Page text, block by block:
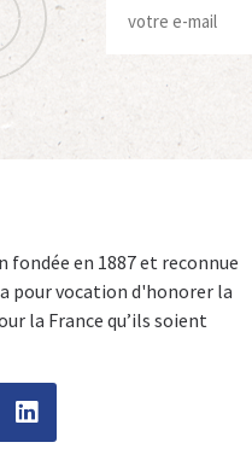
fondée en 1887 et reconnue
pour vocation d'honorer la
la France qu’ils soient